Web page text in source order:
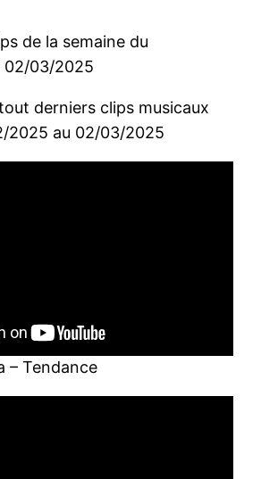
de la semaine du
02/03/2025
derniers clips musicaux
2025 au 02/03/2025
– Tendance